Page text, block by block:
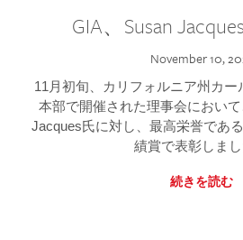
GIA、Susan
November 10,
11月初旬、カリフォルニア州カ
本部で開催された理事会におい
Jacques氏に対し、最高栄誉であ
績賞で表彰しまし
続きを読む